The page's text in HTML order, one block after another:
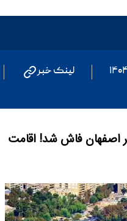
لینک خبر
سفر اصفهان فاش شد! اقامت